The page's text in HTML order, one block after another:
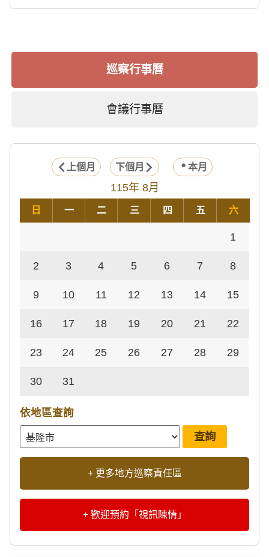
巡察行事曆
會議行事曆
上個月 下個月 本月
115年 8月
日 一 二 三 四 五 六
1
2 3 4 5 6 7 8
9 10 11 12 13 14 15
16 17 18 19 20 21 22
23 24 25 26 27 28 29
30 31
依地區查詢
+ 更多地方巡察責任區
+ 歡迎預約「視訊陳情」